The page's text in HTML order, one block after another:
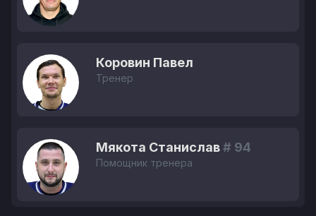
Коровин Павел
Тренер
Мякота Станислав# 94
Помощник тренера